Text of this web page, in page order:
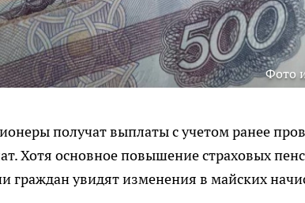
Фото
получат выплаты с учетом ранее
Хотя основное повышение страховых
граждан увидят изменения в майских